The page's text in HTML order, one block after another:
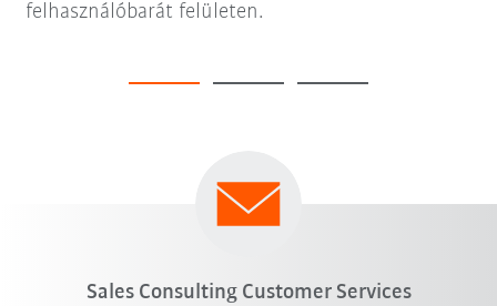
felhasználóbarát felületen.
Sales Consulting Customer Services